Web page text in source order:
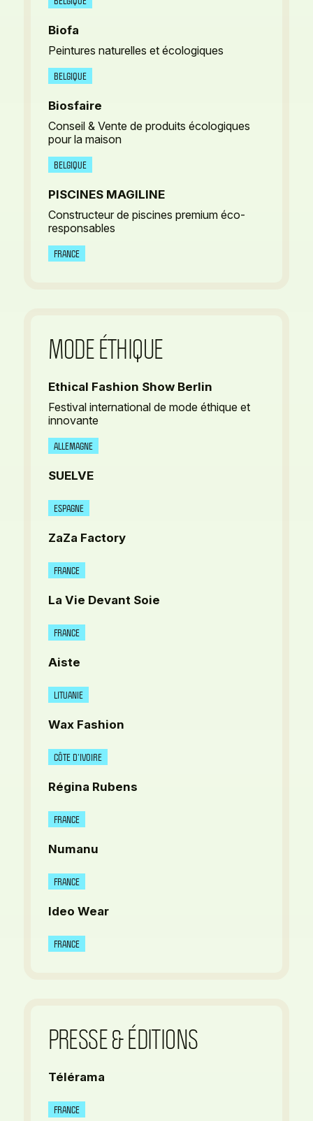
Biofa
Peintures naturelles et écologiques
BELGIQUE
Biosfaire
Conseil & Vente de produits écologiques
pour la maison
BELGIQUE
PISCINES MAGILINE
Constructeur de piscines premium éco-
responsables
FRANCE
MODE ÉTHIQUE
Ethical Fashion Show Berlin
Festival international de mode éthique et
innovante
ALLEMAGNE
SUELVE
ESPAGNE
ZaZa Factory
FRANCE
La Vie Devant Soie
FRANCE
Aiste
LITUANIE
Wax Fashion
CÔTE D’IVOIRE
Régina Rubens
FRANCE
Numanu
FRANCE
Ideo Wear
FRANCE
PRESSE & ÉDITIONS
Télérama
FRANCE